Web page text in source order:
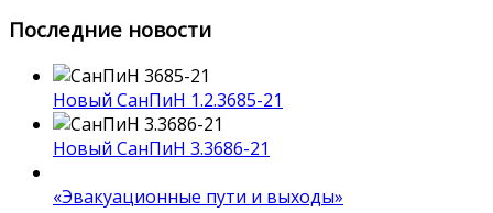
Последние новости
Новый СанПиН 1.2.3685-21
Новый СанПиН 3.3686-21
«Эвакуационные пути и выходы»